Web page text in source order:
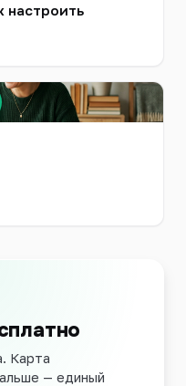
настроить
Карта
— единый